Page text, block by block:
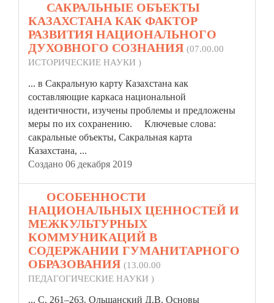
САКРАЛЬНЫЕ ОБЪЕКТЫ
КАЗАХСТАНА КАК ФАКТОР
РАЗВИТИЯ НАЦИОНАЛЬНОГО
ДУХОВНОГО СОЗНАНИЯ (07.00.00
ИСТОРИЧЕСКИЕ НАУКИ )
... в Сакральную карту Казахстана как
составляющие каркаса национальной
идентичности, изучены проблемы и предложены
меры по их сохранению. Ключевые слова:
сакральные объекты, Сакральная карта
Казахстана, ...
Создано 06 декабря 2019
ОСОБЕННОСТИ
НАЦИОНАЛЬНЫХ ЦЕННОСТЕЙ И
МЕЖКУЛЬТУРНЫХ
КОММУНИКАЦИЙ В
СОДЕРЖАНИИ ГУМАНИТАРНОГО
ОБРАЗОВАНИЯ (13.00.00
ПЕДАГОГИЧЕСКИЕ НАУКИ )
... С. 261–263. Ольшанский Д.В. Основы